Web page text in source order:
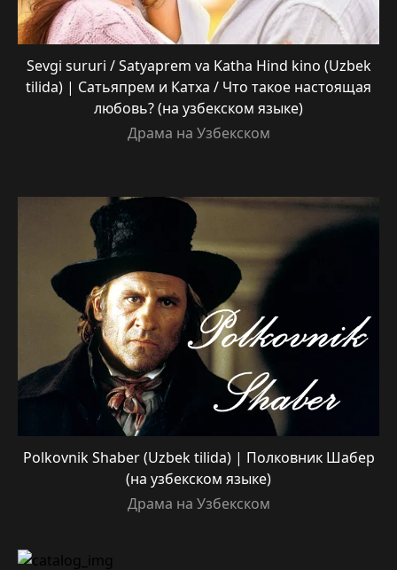
Sevgi sururi / Satyaprem va Katha Hind kino (Uzbek
tilida) | Сатьяпрем и Катха / Что такое настоящая
любовь? (на узбекском языке)
Драма на Узбекском
Polkovnik Shaber (Uzbek tilida) | Полковник Шабер
(на узбекском языке)
Драма на Узбекском